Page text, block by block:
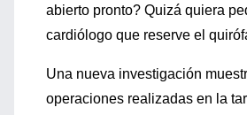
abierto pronto? Quizá quiera
cardiólogo que reserve el
Una nueva investigación
operaciones realizadas en la